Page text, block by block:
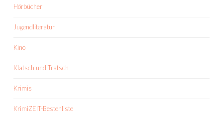
Hörbücher
Jugendliteratur
Kino
Klatsch und Tratsch
Krimis
KrimiZEIT-Bestenliste